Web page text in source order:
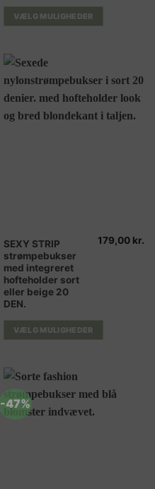
VÆLG MULIGHEDER
Mulighederne
kan
på
varesiden
SEXY STRIP
strømpebukser
med integreret
hofteholder sort
eller beige 20
DEN.
179,00 kr.
VÆLG MULIGHEDER
Dette
vare
har
flere
varianter.
kan
varesiden
-47%